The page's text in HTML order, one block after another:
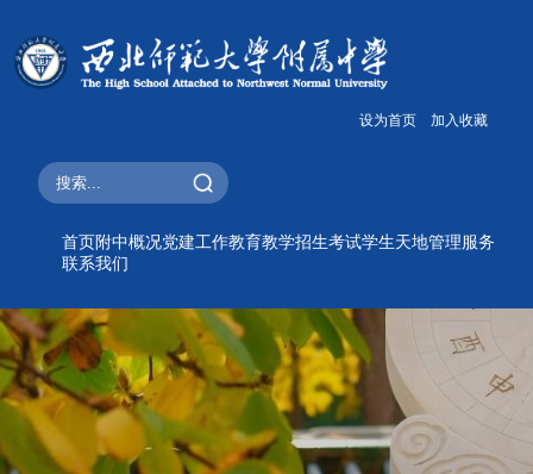
设为首页 加入收藏
首页 附中概况党建工作教育教学招生考试学生天地管理服务
联系我们